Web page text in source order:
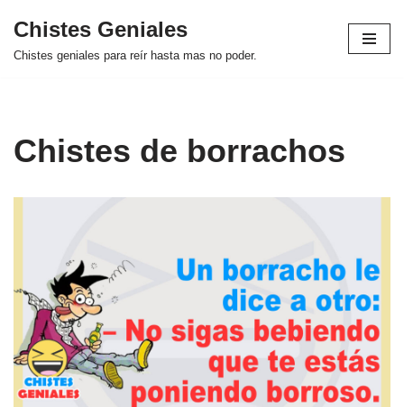
Saltar
Chistes Geniales
Chistes geniales para reír hasta mas no poder.
Chistes de borrachos